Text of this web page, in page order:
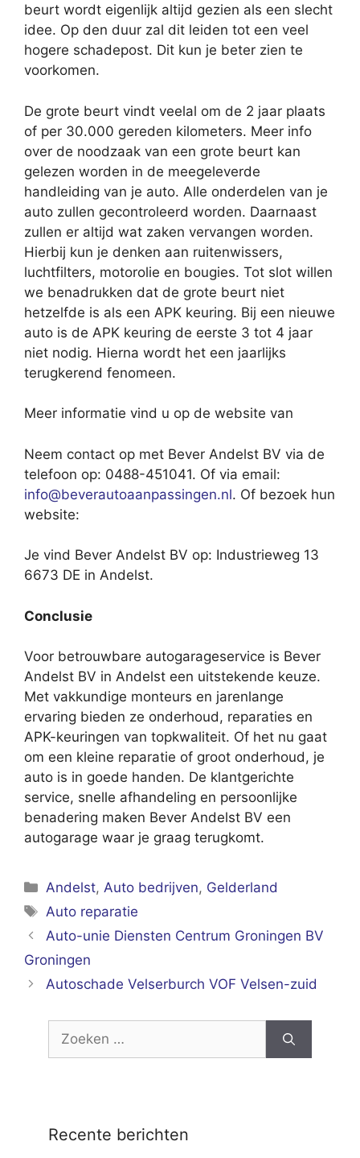
beurt wordt eigenlijk altijd gezien als een slecht
idee. Op den duur zal dit leiden tot een veel
hogere schadepost. Dit kun je beter zien te
voorkomen.
De grote beurt vindt veelal om de 2 jaar plaats
of per 30.000 gereden kilometers. Meer info
over de noodzaak van een grote beurt kan
gelezen worden in de meegeleverde
handleiding van je auto. Alle onderdelen van je
auto zullen gecontroleerd worden. Daarnaast
zullen er altijd wat zaken vervangen worden.
Hierbij kun je denken aan ruitenwissers,
luchtfilters, motorolie en bougies. Tot slot willen
we benadrukken dat de grote beurt niet
hetzelfde is als een APK keuring. Bij een nieuwe
auto is de APK keuring de eerste 3 tot 4 jaar
niet nodig. Hierna wordt het een jaarlijks
terugkerend fenomeen.
Meer informatie vind u op de website van
Neem contact op met Bever Andelst BV via de
telefoon op: 0488-451041. Of via email:
info@beverautoaanpassingen.nl. Of bezoek hun
website:
Je vind Bever Andelst BV op: Industrieweg 13
6673 DE in Andelst.
Conclusie
Voor betrouwbare autogarageservice is Bever
Andelst BV in Andelst een uitstekende keuze.
Met vakkundige monteurs en jarenlange
ervaring bieden ze onderhoud, reparaties en
APK-keuringen van topkwaliteit. Of het nu gaat
om een kleine reparatie of groot onderhoud, je
auto is in goede handen. De klantgerichte
service, snelle afhandeling en persoonlijke
benadering maken Bever Andelst BV een
autogarage waar je graag terugkomt.
Categorieën
Andelst,Auto bedrijven, Gelderland
Tags
Auto reparatie
Auto-unie Diensten Centrum Groningen BV
Groningen
Autoschade Velserburch VOF Velsen-zuid
Zoek
Recente berichten